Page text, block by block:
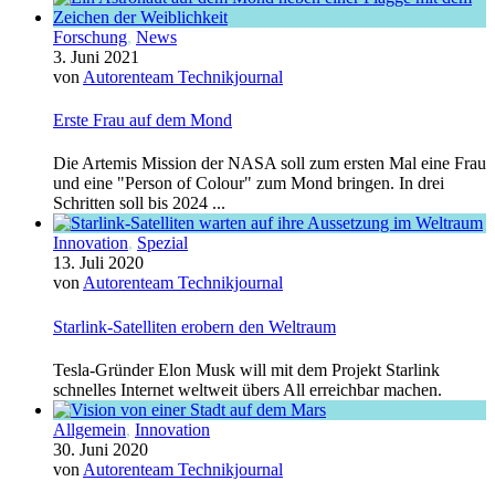
Forschung, News
3. Juni 2021
von Autorenteam Technikjournal
Erste Frau auf dem Mond
Die Artemis Mission der NASA soll zum ersten Mal eine Frau
und eine "Person of Colour" zum Mond bringen. In drei
Schritten soll bis 2024 ...
Innovation, Spezial
13. Juli 2020
von Autorenteam Technikjournal
Starlink-Satelliten erobern den Weltraum
Tesla-Gründer Elon Musk will mit dem Projekt Starlink
schnelles Internet weltweit übers All erreichbar machen.
Allgemein, Innovation
30. Juni 2020
von Autorenteam Technikjournal